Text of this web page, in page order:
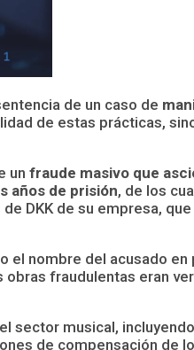
de un caso de
de estas prácticas,
un fraude masivo que
años de prisión, de los
DKK de su empresa,
el nombre del acusado
obras fraudulentas eran
musical, incluyendo
de compensación de